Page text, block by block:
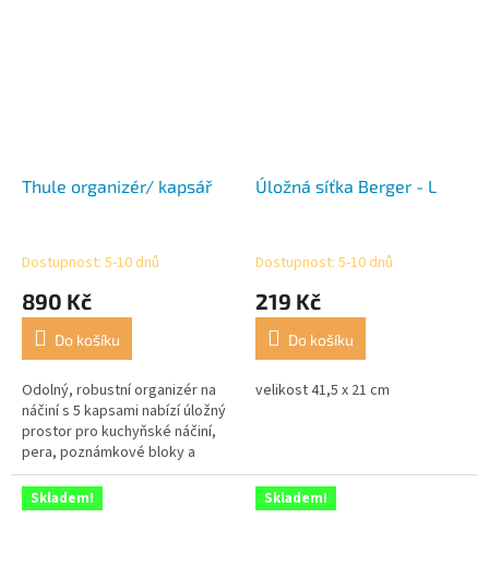
Thule organizér/ kapsář
Dostupnost: 5-10 dnů
890 Kč
Do košíku
Odolný, robustní organizér na
náčiní s 5 kapsami nabízí úložný
prostor pro kuchyňské náčiní,
pera, poznámkové bloky a
mnoho dalších často
používaných předmětů.
Úložná síťka Berger - L
Dostupnost: 5-10 dnů
219 Kč
Do košíku
velikost 41,5 x 21 cm
Skladem! Skladem!